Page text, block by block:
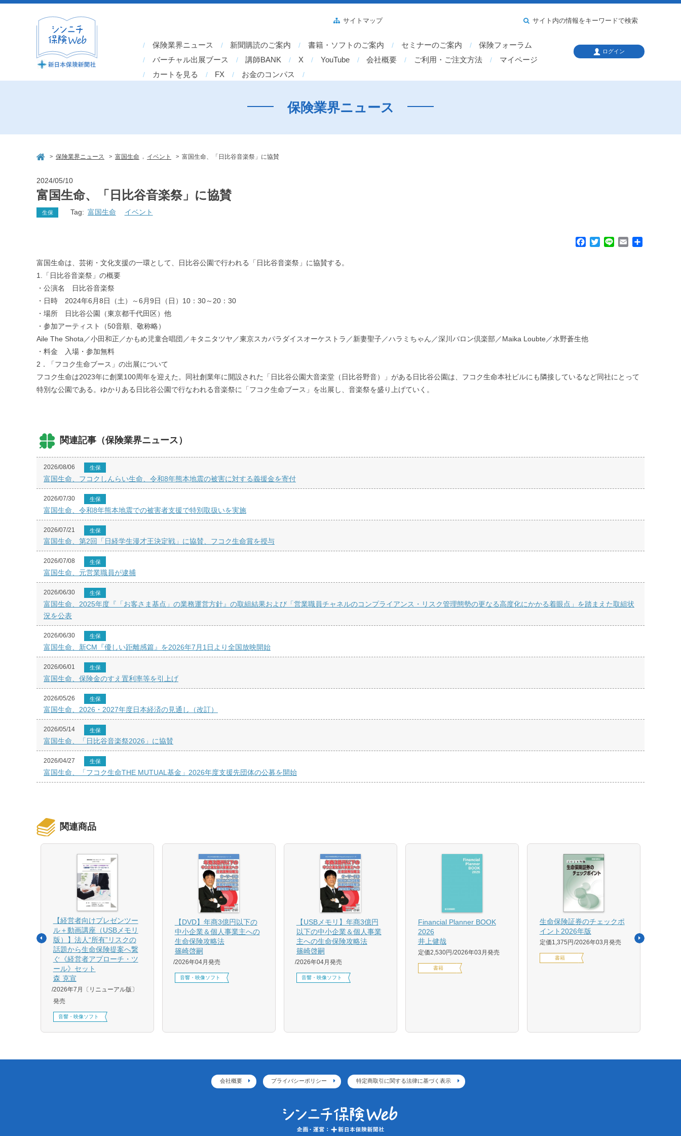
保険業界ニュース 新聞購読のご案内 書籍・ソフトのご案内 セミナーのご案内
保険フォーラム
バーチャル出展ブース
講師BANK X YouTube 会社概要 ご利用・ご注文方法
マイページ
カートを見る
FX お金のコンパス
サイトマップ サイト内の情報をキーワードで検索
ログイン
保険業界ニュース
> 保険業界ニュース > 富国生命 イベント > 富国生命、「日比谷音楽祭」に協賛
2024/05/10
富国生命、「日比谷音楽祭」に協賛
生保 Tag: 富国生命 イベント
富国生命は、芸術・文化支援の一環として、日比谷公園で行われる「日比谷音楽祭」に協賛する。
1.「日比谷音楽祭」の概要
・公演名 日比谷音楽祭
・日時 2024年6月8日（土）～6月9日（日）10：30～20：30
・場所 日比谷公園（東京都千代田区）他
・参加アーティスト（50音順、敬称略）
Aile The Shota／小田和正／かもめ児童合唱団／キタニタツヤ／東京スカパラダイスオーケストラ／新妻聖子／ハラミちゃん／深川バロン倶楽部／Maika Loubte／水野蒼生他
・料金 入場・参加無料
2．「フコク生命ブース」の出展について
フコク生命は2023年に創業100周年を迎えた。同社創業年に開設された「日比谷公園大音楽堂（日比谷野音）」がある日比谷公園は、フコク生命本社ビルにも隣接しているなど同社にとって
特別な公園である。ゆかりある日比谷公園で行なわれる音楽祭に「フコク生命ブース」を出展し、音楽祭を盛り上げていく。
関連記事（保険業界ニュース）
2026/08/06 生保
富国生命、フコクしんらい生命、令和8年熊本地震の被害に対する義援金を寄付
2026/07/30 生保
富国生命、令和8年熊本地震での被害者支援で特別取扱いを実施
2026/07/21 生保
富国生命、第2回「日経学生漫才王決定戦」に協賛、フコク生命賞を授与
2026/07/08 生保
富国生命、元営業職員が逮捕
2026/06/30 生保
富国生命、2025年度『「お客さま基点」の業務運営方針』の取組結果および「営業職員チャネルのコンプライアンス・リスク管理態勢の更なる高度化にかかる着眼点」を踏まえた取組状
況を公表
2026/06/30 生保
富国生命、新CM『優しい距離感篇』を2026年7月1日より全国放映開始
2026/06/01 生保
富国生命、保険金のすえ置利率等を引上げ
2026/05/26 生保
富国生命、2026・2027年度日本経済の見通し（改訂）
2026/05/14 生保
富国生命、「日比谷音楽祭2026」に協賛
2026/04/27 生保
富国生命、「フコク生命THE MUTUAL基金」2026年度支援先団体の公募を開始
関連商品
【経営者向けプレゼンツー
ル＋動画講座（USBメモリ
版）】法人“所有”リスクの
話題から生命保険提案へ繋
ぐ《経営者アプローチ・ツ
ール》セット
森 克宣
2026年7月〔リニューアル版〕
発売
音響・映像ソフト
【DVD】年商3億円以下の
中小企業＆個人事業主への
生命保険攻略法
篠崎啓嗣
2026年04月発売
音響・映像ソフト
【USBメモリ】年商3億円
以下の中小企業＆個人事業
主への生命保険攻略法
篠崎啓嗣
2026年04月発売
音響・映像ソフト
Financial Planner BOOK
2026
井上健哉
定価2,530円 2026年03月発売
書籍
生命保険証券のチェックポ
イント2026年版
定価1,375円 2026年03月発売
書籍
会社概要 プライバシーポリシー 特定商取引に関する法律に基づく表示